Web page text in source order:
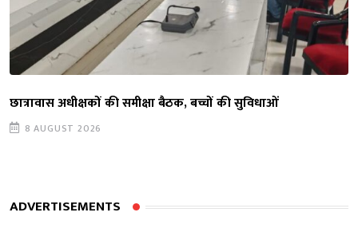
छात्रावास अधीक्षकों की समीक्षा बैठक, बच्चों की सुविधाओं
8 AUGUST 2026
ADVERTISEMENTS